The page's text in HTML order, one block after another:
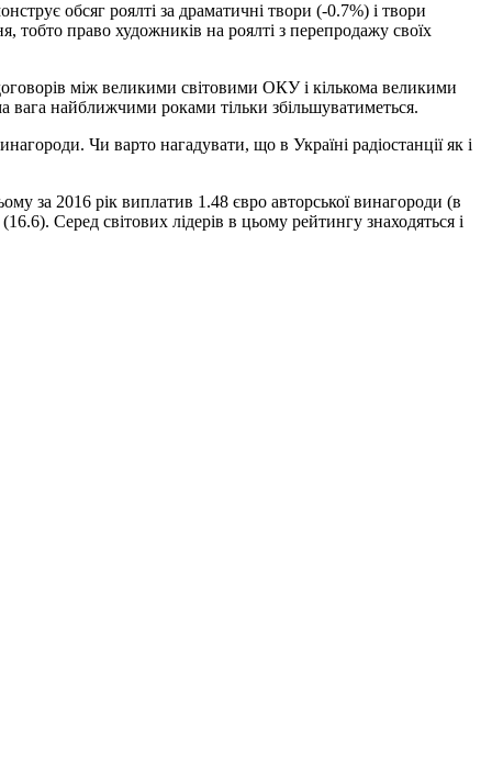
обсяг роялті за драматичні твори (-0.7%) і твори
право художників на роялті з перепродажу своїх
між великими світовими ОКУ і кількома великими
вага найближчими роками тільки збільшуватиметься.
Чи варто нагадувати, що в Україні радіостанції як і
за 2016 рік виплатив 1.48 євро авторської винагороди (в
Серед світових лідерів в цьому рейтингу знаходяться і